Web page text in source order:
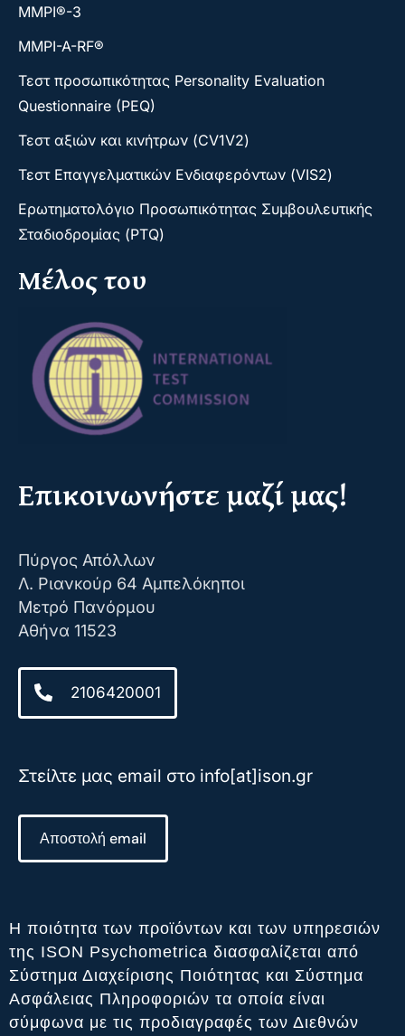
ΜΜΡΙ®-3
MMPI-A-RF®
Τεστ προσωπικότητας Personality Evaluation
Questionnaire (PEQ)
Τεστ αξιών και κινήτρων (CV1V2)
Τεστ Επαγγελματικών Ενδιαφερόντων (VIS2)
Ερωτηματολόγιο Προσωπικότητας Συμβουλευτικής
Σταδιοδρομίας (PTQ)
Μέλος του
Επικοινωνήστε μαζί μας!
Πύργος Απόλλων
Λ. Ριανκούρ 64 Αμπελόκηποι
Μετρό Πανόρμου
Αθήνα 11523
2106420001
Στείλτε μας email στο info[at]ison.gr
Αποστολή email
Η ποιότητα των προϊόντων και των υπηρεσιών
της ISON Psychometrica διασφαλίζεται από
Σύστημα Διαχείρισης Ποιότητας και Σύστημα
Ασφάλειας Πληροφοριών τα οποία είναι
σύμφωνα με τις προδιαγραφές των Διεθνών